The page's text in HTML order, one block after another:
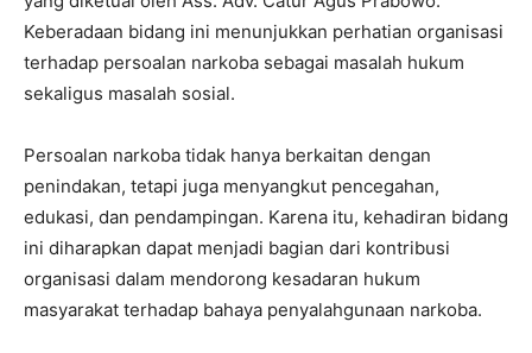
Keberadaan bidang ini menunjukkan perhatian organisasi
terhadap persoalan narkoba sebagai masalah hukum
sekaligus masalah sosial.
Persoalan narkoba tidak hanya berkaitan dengan
penindakan, tetapi juga menyangkut pencegahan,
edukasi, dan pendampingan. Karena itu, kehadiran bidang
ini diharapkan dapat menjadi bagian dari kontribusi
organisasi dalam mendorong kesadaran hukum
masyarakat terhadap bahaya penyalahgunaan narkoba.